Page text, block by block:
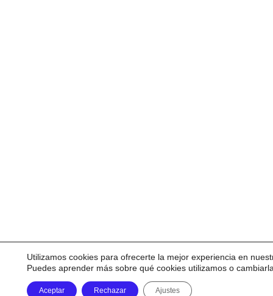
Utilizamos cookies para ofrecerte la mejor experiencia en
Puedes aprender más sobre qué cookies utilizamos o
Aceptar Rechazar Ajustes